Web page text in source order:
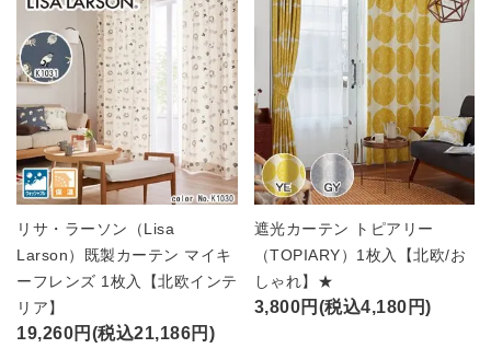
リサ・ラーソン（Lisa
Larson）既製カーテン マイキ
ーフレンズ 1枚入【北欧インテ
リア】
19,260円(税込21,186円)
遮光カーテン トピアリー
（TOPIARY）1枚入【北欧/お
しゃれ】★
3,800円(税込4,180円)